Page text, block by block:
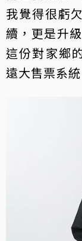
我覺得很虧
續，更是升
這份對家鄉
遠大售票系